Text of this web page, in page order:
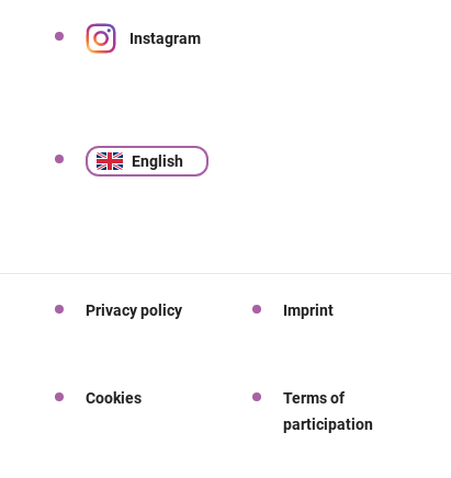
Instagram
English
Privacy policy Imprint
Cookies
Terms of
participation